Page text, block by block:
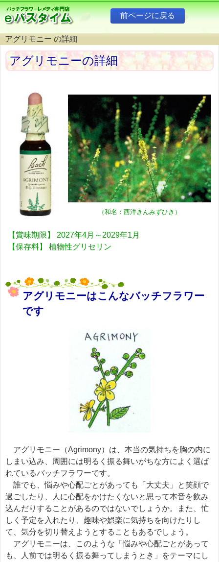
アグリモニー の詳細
アグリモニーの詳細
（和名：西洋きんみずひき）
【賞味期限】 2027年4月～2029年1月
【保存料】 植物性グリセリン
アグリモニーはこんなバッチフラワー
です
アグリモニー（Agrimony）は、本当の気持ちを胸の内に
しまい込み、周囲には明るく振る舞いがちな方によく選ば
れているバッチフラワーです。
誰でも、悩みや心配ごとがあっても「大丈夫」と笑顔で
過ごしたり、人に心配をかけたくないと思って本音を飲み
込んだりすることがあるのではないでしょうか。また、忙
しく予定を入れたり、趣味や娯楽に気持ちを向けたりし
て、気分を切り替えようとすることもあるでしょう。
アグリモニーは、このような「悩みや心配ごとがあって
も、人前では明るく振る舞ってしまうとき」をテーマにし